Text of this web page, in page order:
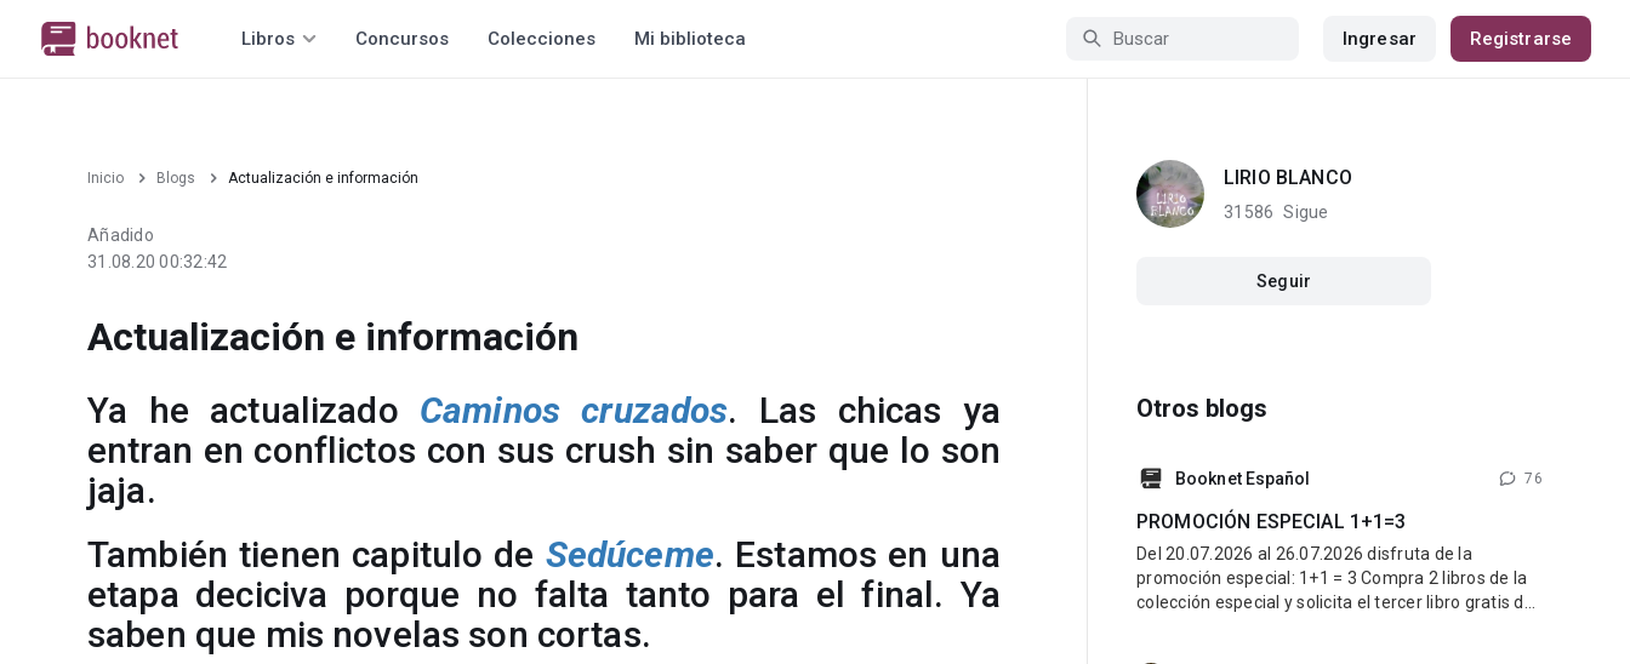
Libros Concursos Colecciones Mi biblioteca Ingresar Registrarse
Inicio Blogs Actualización e información
Añadido
31.08.20 00:32:42
Actualización e información
Ya he actualizado Caminos cruzados. Las chicas ya
entran en conflictos con sus crush sin saber que lo son
jaja.
También tienen capitulo de Sedúceme. Estamos en una
etapa deciciva porque no falta tanto para el final. Ya
saben que mis novelas son cortas.
LIRIO BLANCO
31586 Sigue
Seguir
Otros blogs
Booknet Español 76
PROMOCIÓN ESPECIAL 1+1=3
Del 20.07.2026 al 26.07.2026 disfruta de la
promoción especial: 1+1 = 3 Compra 2 libros de la
colección especial y solicita el tercer libro gratis de